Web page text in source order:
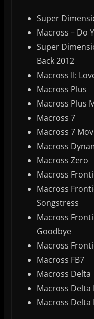
Super
Macross – Do
Super
Back 2012
Macross II:
Macross Plus
Macross Plus
Macross 7
Macross 7
Macross
Macross Zero
Macross
Macross
Songstress
Macross
Goodbye
Macross
Macross FB7
Macross Delta
Macross Delta
Macross Delta